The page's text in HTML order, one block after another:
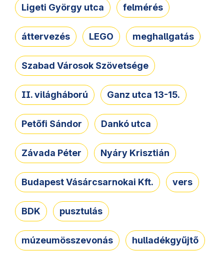
Ligeti György utca felmérés
áttervezés LEGO meghallgatás
Szabad Városok Szövetsége
II. világháború Ganz utca 13-15.
Petőfi Sándor Dankó utca
Závada Péter Nyáry Krisztián
Budapest Vásárcsarnokai Kft. vers
BDK pusztulás
múzeumösszevonás hulladékgyűjtő